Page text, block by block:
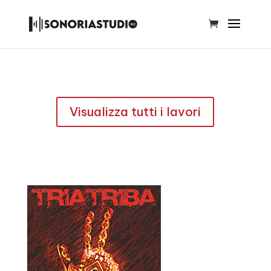
Visualizza tutti i lavori